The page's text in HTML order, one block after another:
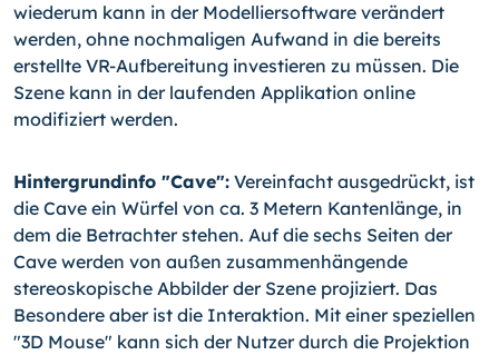
wiederum kann in der Modelliersoftware verändert
werden, ohne nochmaligen Aufwand in die bereits
erstellte VR-Aufbereitung investieren zu müssen. Die
Szene kann in der laufenden Applikation online
modifiziert werden.
Hintergrundinfo "Cave": Vereinfacht ausgedrückt, ist
die Cave ein Würfel von ca. 3 Metern Kantenlänge, in
dem die Betrachter stehen. Auf die sechs Seiten der
Cave werden von außen zusammenhängende
stereoskopische Abbilder der Szene projiziert. Das
Besondere aber ist die Interaktion. Mit einer speziellen
"3D Mouse" kann sich der Nutzer durch die Projektion